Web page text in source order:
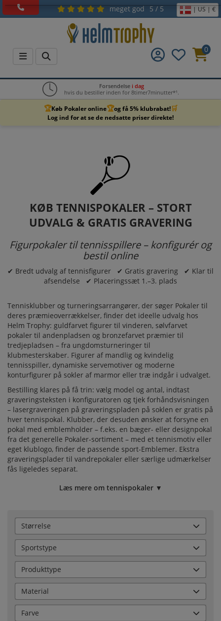
meget god 5 / 5 | US | €
0
Forsendelse i dag
hvis du bestiller inden for 8timer7minutter*¹.
🏆Køb Pokaler online🏆og få 5% klubrabat!🛒
Log ind for at se de nedsatte priser direkte!
KØB TENNISPOKALER – STORT
UDVALG & GRATIS GRAVERING
Figurpokaler til tennisspillere – konfigurér og
bestil online
✔ Bredt udvalg af tennisfigurer ✔ Gratis gravering ✔ Klar til
afsendelse ✔ Placeringssæt 1.–3. plads
Tennisklubber og turneringsarrangører, der søger Pokaler til
deres præmieoverrækkelser, finder det ideelle udvalg hos
Helm Trophy: guldfarvet figurer til vinderen, sølvfarvet
pokaler til andenpladsen og bronzefarvet præmier til
tredjepladsen – fra ungdomsturneringer til
klubmesterskaber. Figurer af mandlig og kvindelig
tennisspiller, dynamiske servemotiver og moderne
konturfigurer på sokler af marmor eller træ indgår i udvalget.
Bestilling klares på få trin: vælg model og antal, indtast
graveringsteksten i konfiguratoren og tjek forhåndsvisningen
– lasergraveringen på graveringspladen på soklen er gratis på
hver tennispokal. Klubber, der desuden ønsker at forsyne en
pokal med emblemholder – f.eks. en bæger- eller designpokal
fra det generelle Pokaler-sortiment – med et tennismotiv eller
eget klublogo, finder de passende sport-Emblemer. Ekstra
graveringsplader til vandrepokaler eller særlige udmærkelser
fås ligeledes separat.
Læs mere om tennispokaler ▼
Størrelse
Sportstype
Produkttype
Material
Farve